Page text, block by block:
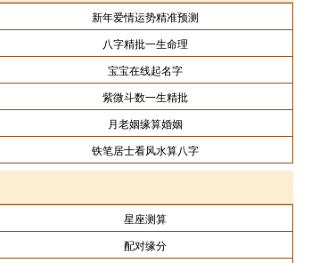
新年爱情运势精准预测
八字精批一生命理
宝宝在线起名字
紫微斗数一生精批
月老姻缘算婚姻
铁笔居士看风水算八字
星座测算
配对缘分